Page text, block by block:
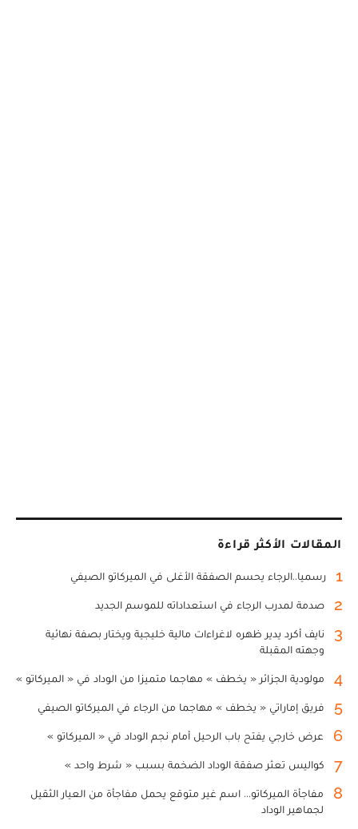
المقالات الأكثر قراءة
1 رسميا..الرجاء يحسم الصفقة الأغلى في الميركاتو الصيفي
2 صدمة لمدرب الرجاء في استعداداته للموسم الجديد
3
نايف أكرد يدير ظهره لاغراءات مالية خليجية ويختار بصفة نهائية
وجهته المقبلة
4 مولودية الجزائر « يخطف » مهاجما متميزا من الوداد في « الميركاتو »
5 فريق إماراتي « يخطف » مهاجما من الرجاء في الميركاتو الصيفي
6 عرض خارجي يفتح باب الرحيل أمام نجم الوداد في « الميركاتو »
7 كواليس تعثر صفقة الوداد الضخمة بسبب « شرط واحد »
8
مفاجأة الميركاتو... اسم غير متوقع يحمل مفاجأة من العيار الثقيل
لجماهير الوداد